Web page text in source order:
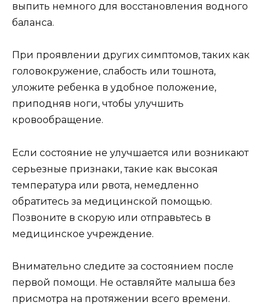
выпить немного для восстановления водного
баланса.
При проявлении других симптомов, таких как
головокружение, слабость или тошнота,
уложите ребенка в удобное положение,
приподняв ноги, чтобы улучшить
кровообращение.
Если состояние не улучшается или возникают
серьезные признаки, такие как высокая
температура или рвота, немедленно
обратитесь за медицинской помощью.
Позвоните в скорую или отправьтесь в
медицинское учреждение.
Внимательно следите за состоянием после
первой помощи. Не оставляйте малыша без
присмотра на протяжении всего времени.